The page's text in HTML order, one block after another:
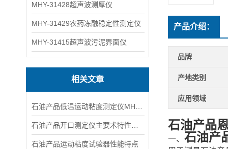
MHY-31428超声波测厚仪
MHY-31429农药冻融稳定性测定仪
MHY-31415超声波污泥界面仪
相关文章
石油产品运动粘度试验器性能特点
产品介绍：
品牌
产地类别
应用领域
石油产品
一、 石油产